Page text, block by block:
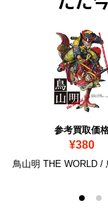
参考買取価
¥380
鳥山明 THE WORLD /